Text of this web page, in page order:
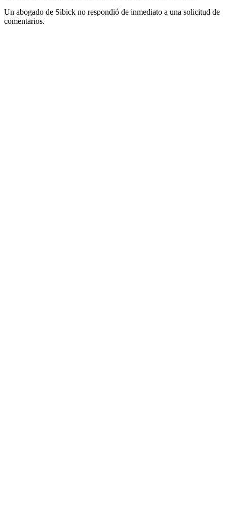
Un abogado de Sibick no respondió de inmediato a una solicitud de
comentarios.